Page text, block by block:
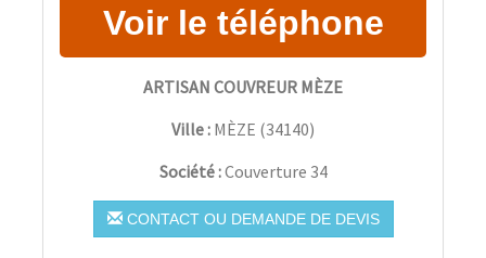
ARTISAN COUVREUR MÈZE
Ville : MÈZE (34140)
Société :Couverture 34
CONTACT OU DEMANDE DE DEVIS